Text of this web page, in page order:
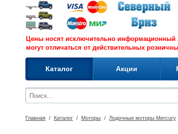
Цены носят исключительно информационный
могут отличаться от действительных
Каталог Акции
Главная / Каталог / Моторы / Лодочные моторы Mercury